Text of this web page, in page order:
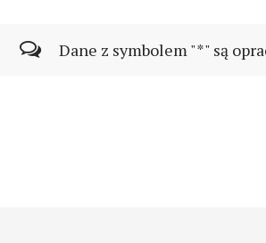
Dane z symbolem "*" są